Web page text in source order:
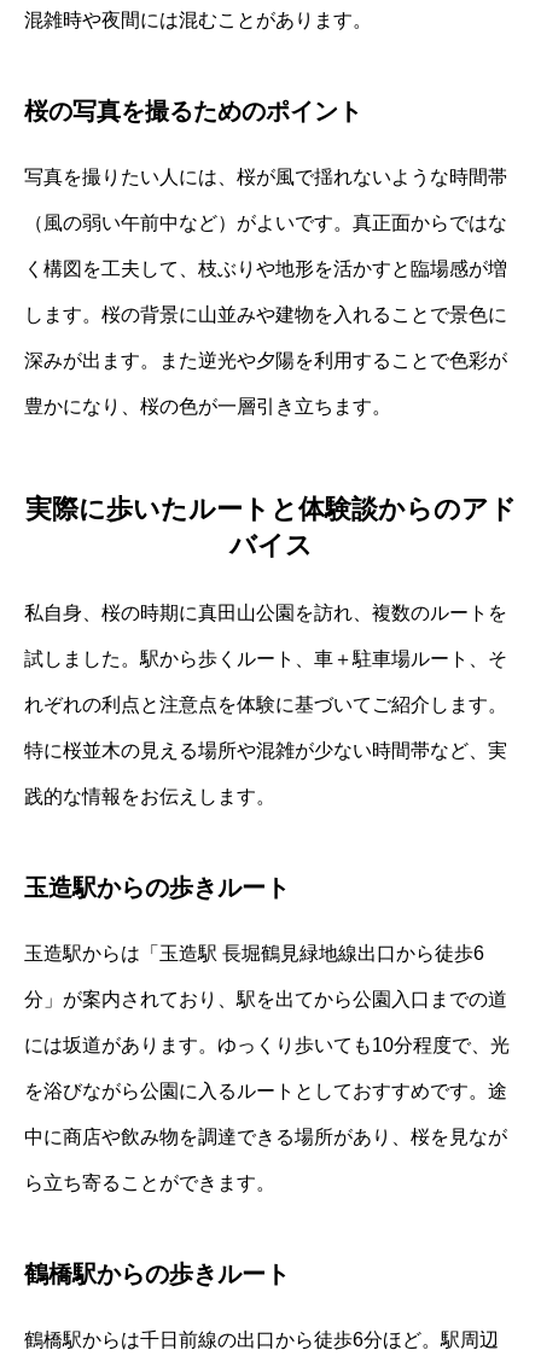
混雑時や夜間には混むことがあります。
桜の写真を撮るためのポイント
写真を撮りたい人には、桜が風で揺れないような時間帯
（風の弱い午前中など）がよいです。真正面からではな
く構図を工夫して、枝ぶりや地形を活かすと臨場感が増
します。桜の背景に山並みや建物を入れることで景色に
深みが出ます。また逆光や夕陽を利用することで色彩が
豊かになり、桜の色が一層引き立ちます。
実際に歩いたルートと体験談からのアド
バイス
私自身、桜の時期に真田山公園を訪れ、複数のルートを
試しました。駅から歩くルート、車＋駐車場ルート、そ
れぞれの利点と注意点を体験に基づいてご紹介します。
特に桜並木の見える場所や混雑が少ない時間帯など、実
践的な情報をお伝えします。
玉造駅からの歩きルート
玉造駅からは「玉造駅 長堀鶴見緑地線出口から徒歩6
分」が案内されており、駅を出てから公園入口までの道
には坂道があります。ゆっくり歩いても10分程度で、光
を浴びながら公園に入るルートとしておすすめです。途
中に商店や飲み物を調達できる場所があり、桜を見なが
ら立ち寄ることができます。
鶴橋駅からの歩きルート
鶴橋駅からは千日前線の出口から徒歩6分ほど。駅周辺